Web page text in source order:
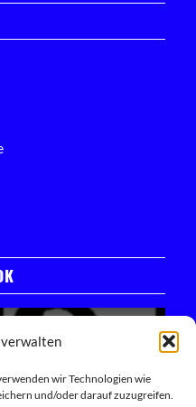
wir Technologien wie
und/oder darauf zuzugreifen.